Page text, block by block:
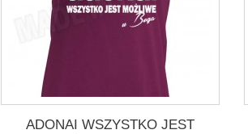
ADONAI WSZYSTKO JEST